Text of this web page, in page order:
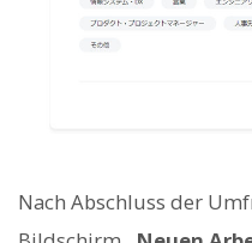
Nach Abschluss der